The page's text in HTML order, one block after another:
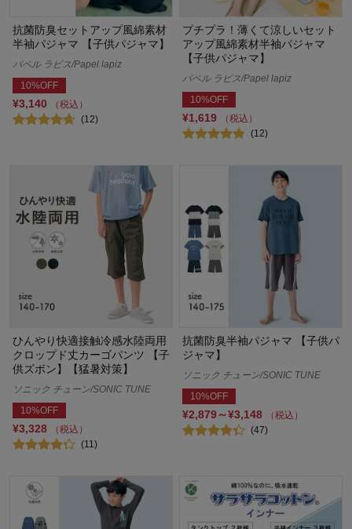
抗菌防臭セットアップ風綿素材
半袖パジャマ 【子供パジャマ】
パペル ラピス/Papel lapiz
10%OFF
¥3,140
（税込）
(12)
プチプラ！薄くて涼しいセット
アップ風綿素材半袖パジャマ
【子供パジャマ】
パペル ラピス/Papel lapiz
10%OFF
¥1,619
（税込）
(12)
ひんやり快適接触冷感水陸両用
クロップド丈カーゴパンツ 【子
供ズボン】【猛暑対策】
ソニック チューン/SONIC TUNE
10%OFF
¥3,328
（税込）
(11)
抗菌防臭半袖パジャマ 【子供パ
ジャマ】
ソニック チューン/SONIC TUNE
10%OFF
¥2,879～¥3,148
（税込）
(47)